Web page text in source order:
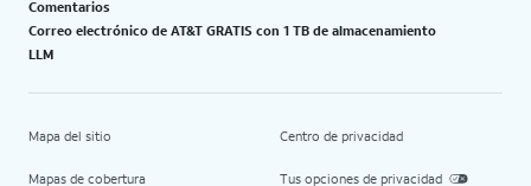
Comentarios
Correo electrónico de AT&T GRATIS con 1 TB de almacenamiento
LLM
Mapa del sitio
Mapas de cobertura
Centro de privacidad
Tus opciones de privacidad